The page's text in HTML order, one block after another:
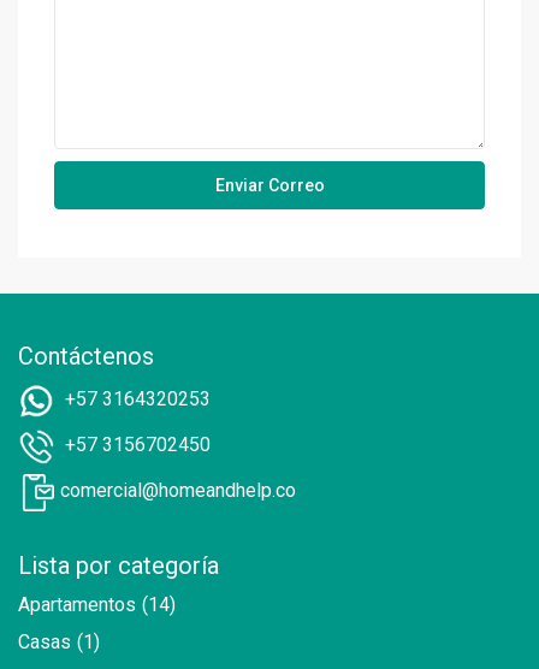
Contáctenos
+57 3164320253
+57 3156702450
comercial@homeandhelp.co
Lista por categoría
Apartamentos (14)
Casas (1)